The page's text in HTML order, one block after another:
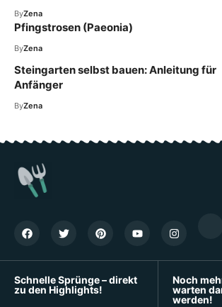
ByZena
Pfingstrosen (Paeonia)
ByZena
Steingarten selbst bauen: Anleitung für
Anfänger
ByZena
Schnelle Sprünge – direkt
zu den Highlights!
Noch
warten
werden!